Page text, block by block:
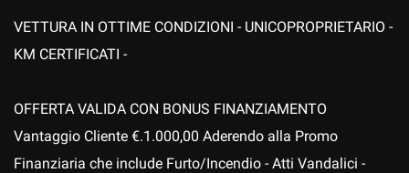
VETTURA IN OTTIME CONDIZIONI - UNICOPROPRIETARIO -
KM CERTIFICATI -
OFFERTA VALIDA CON BONUS FINANZIAMENTO
Vantaggio Cliente €.1.000,00 Aderendo alla Promo
Finanziaria che include Furto/Incendio - Atti Vandalici -